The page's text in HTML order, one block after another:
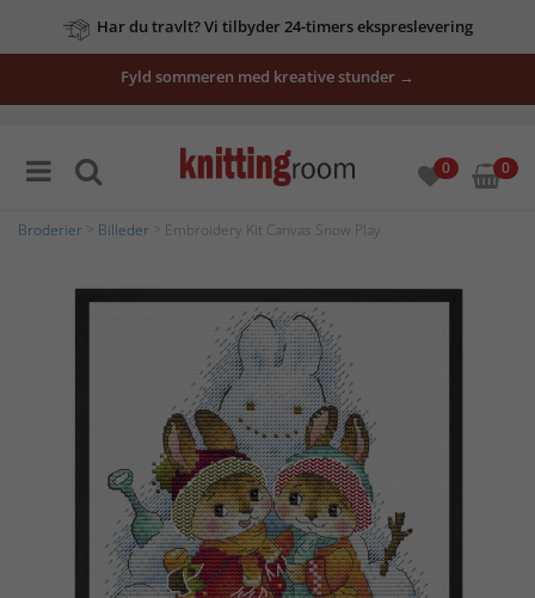
Har du travlt? Vi tilbyder 24-timers ekspreslevering
Fyld sommeren med kreative stunder →
0 0
Broderier Billeder > Embroidery Kit Canvas Snow Play